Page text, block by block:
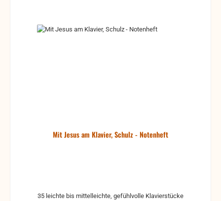
Mit Jesus am Klavier, Schulz - Notenheft
35 leichte bis mittelleichte, gefühlvolle Klavierstücke